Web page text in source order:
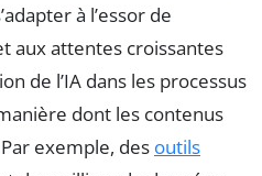
à l’essor de
aux attentes croissantes
de l’IA dans les processus
dont les contenus
exemple, des outils